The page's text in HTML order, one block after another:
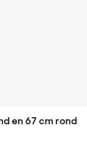
en 67 cm rond